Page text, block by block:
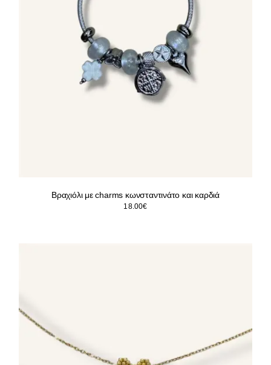
Βραχιόλι με charms κωνσταντινάτο και καρδιά
18.00€